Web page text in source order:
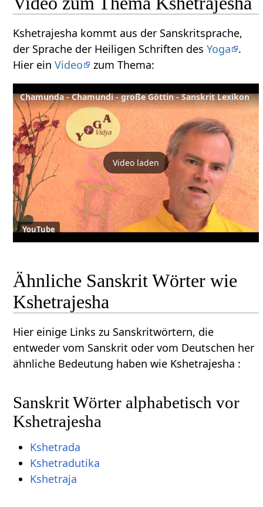
Kshetrajesha kommt aus der Sanskritsprache,
der Sprache der Heiligen Schriften desYoga
.
Hier einVideo zum Thema:
Chamunda - Chamundi - große Göttin - Sanskrit Lexikon
Video laden
YouTube
Ähnliche Sanskrit Wörter wie
Kshetrajesha
Hier einige Links zu Sanskritwörtern, die
entweder vom Sanskrit oder vom Deutschen her
ähnliche Bedeutung haben wie Kshetrajesha :
Sanskrit Wörter alphabetisch vor
Kshetrajesha
Kshetrada
Kshetradutika
Kshetraja